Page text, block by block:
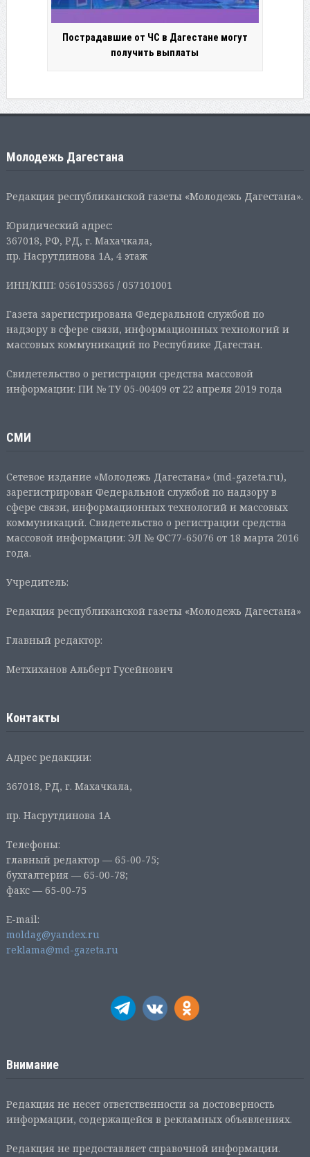
Пострадавшие от ЧС в Дагестане могут
получить выплаты
Молодежь Дагестана
Редакция республиканской газеты «Молодежь Дагестана».
Юридический адрес:
367018, РФ, РД, г. Махачкала,
пр. Насрутдинова 1А, 4 этаж
ИНН/КПП: 0561055365 / 057101001
Газета зарегистрирована Федеральной службой по
надзору в сфере связи, информационных технологий и
массовых коммуникаций по Республике Дагестан.
Свидетельство о регистрации средства массовой
информации: ПИ № ТУ 05-00409 от 22 апреля 2019 года
СМИ
Сетевое издание «Молодежь Дагестана» (md-gazeta.ru),
зарегистрирован Федеральной службой по надзору в
сфере связи, информационных технологий и массовых
коммуникаций. Свидетельство о регистрации средства
массовой информации: ЭЛ № ФС77-65076 от 18 марта 2016
года.
Учредитель:
Редакция республиканской газеты «Молодежь Дагестана»
Главный редактор:
Метхиханов Альберт Гусейнович
Контакты
Адрес редакции:
367018, РД, г. Махачкала,
пр. Насрутдинова 1А
Телефоны:
главный редактор — 65-00-75;
бухгалтерия — 65-00-78;
факс — 65-00-75
E-mail:
moldag@yandex.ru
reklama@md-gazeta.ru
Внимание
Редакция не несет ответственности за достоверность
информации, содержащейся в рекламных объявлениях.
Редакция не предоставляет справочной информации.